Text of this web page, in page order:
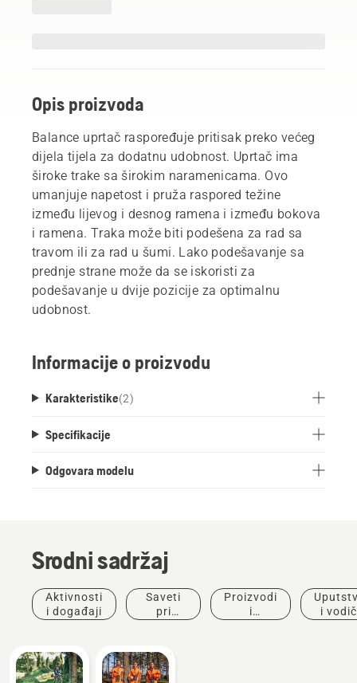
Opis proizvoda
Balance uprtač raspoređuje pritisak preko većeg
dijela tijela za dodatnu udobnost. Uprtač ima
široke trake sa širokim naramenicama. Ovo
umanjuje napetost i pruža raspored težine
između lijevog i desnog ramena i između bokova
i ramena. Traka može biti podešena za rad sa
travom ili za rad u šumi. Lako podešavanje sa
prednje strane može da se iskoristi za
podešavanje u dvije pozicije za optimalnu
udobnost.
Informacije o proizvodu
Karakteristike(2)
Specifikacije
Odgovara modelu
Srodni sadržaj
Aktivnosti
i događaji
Saveti
pri
Proizvodi
i
i